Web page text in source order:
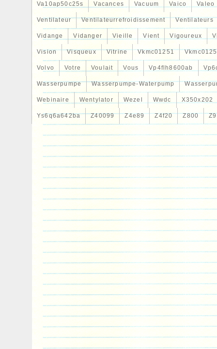
Va10ap50c25s Vacances Vacuum Vaico Valeo
Ventilateur Ventilateurrefroidissement Ventilateurs
Vidange Vidanger Vieille Vient Vigoureux
Vision Visqueux Vitrine Vkmc01251
Volvo Votre Voulait Vous Vp4flh8600ab
Wasserpumpe Wasserpumpe-Waterpump
Webinaire Wentylator Wezel Wwdc X350x202
Ys6q6a642ba Z40099 Z4e89 Z4f20 Z800